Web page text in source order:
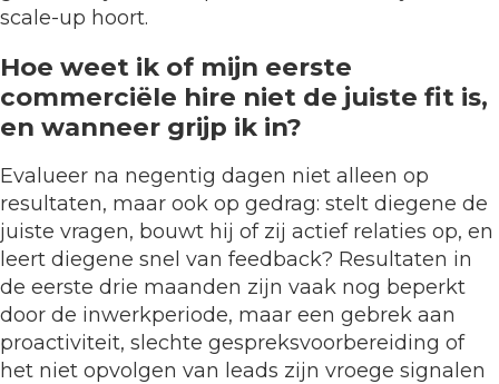
scale-up hoort.
Hoe weet ik of mijn eerste
commerciële hire niet de juiste fit is,
en wanneer grijp ik in?
Evalueer na negentig dagen niet alleen op
resultaten, maar ook op gedrag: stelt diegene de
juiste vragen, bouwt hij of zij actief relaties op, en
leert diegene snel van feedback? Resultaten in
de eerste drie maanden zijn vaak nog beperkt
door de inwerkperiode, maar een gebrek aan
proactiviteit, slechte gespreksvoorbereiding of
het niet opvolgen van leads zijn vroege signalen